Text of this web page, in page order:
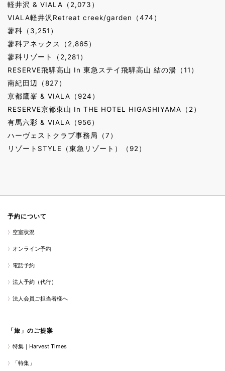
軽井沢 & VIALA（2,073）
VIALA軽井沢Retreat creek/garden（474）
蓼科（3,251）
蓼科アネックス（2,865）
蓼科リゾート（2,281）
RESERVE飛騨高山 In 東急ステイ飛騨高山 結の湯（11）
南紀田辺（827）
京都鷹峯 & VIALA（924）
RESERVE京都東山 In THE HOTEL HIGASHIYAMA（2）
有馬六彩 & VIALA（956）
ハーヴェストクラブ事務局（7）
リゾートSTYLE（東急リゾート）（92）
予約について
空室状況
オンライン予約
電話予約
法人予約（代行）
法人会員ご担当者様へ
「旅」のご提案
特集｜Harvest Times
「特集」